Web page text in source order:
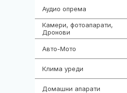
Аудио опрема
Камери, фотоапарати,
Дронови
Авто-Мото
Клима уреди
Домашни апарати